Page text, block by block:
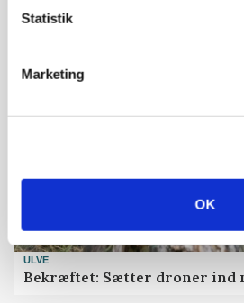
Statistik
Marketing
OK
presset marked for oksekød
ULVE
Bekræftet: Sætter droner ind